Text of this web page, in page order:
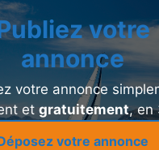
votre
annonce
votre annonce
et gratuitement, en
votre annonce